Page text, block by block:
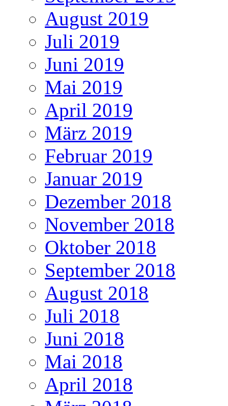
August 2019
Juli 2019
Juni 2019
Mai 2019
April 2019
März 2019
Februar 2019
Januar 2019
Dezember 2018
November 2018
Oktober 2018
September 2018
August 2018
Juli 2018
Juni 2018
Mai 2018
April 2018